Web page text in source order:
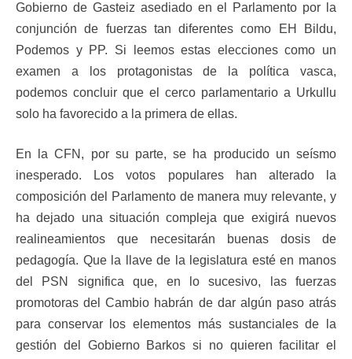
Gobierno de Gasteiz asediado en el Parlamento por la
conjunción de fuerzas tan diferentes como EH Bildu,
Podemos y PP. Si leemos estas elecciones como un
examen a los protagonistas de la política vasca,
podemos concluir que el cerco parlamentario a Urkullu
solo ha favorecido a la primera de ellas.
En la CFN, por su parte, se ha producido un seísmo
inesperado. Los votos populares han alterado la
composición del Parlamento de manera muy relevante, y
ha dejado una situación compleja que exigirá nuevos
realineamientos que necesitarán buenas dosis de
pedagogía. Que la llave de la legislatura esté en manos
del PSN significa que, en lo sucesivo, las fuerzas
promotoras del Cambio habrán de dar algún paso atrás
para conservar los elementos más sustanciales de la
gestión del Gobierno Barkos si no quieren facilitar el